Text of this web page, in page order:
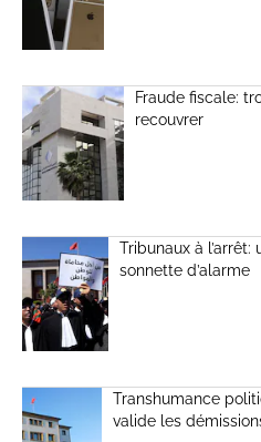
Fraude fiscale:
recouvrer
Tribunaux à
sonnette d’alarme
Transhumance
valide les